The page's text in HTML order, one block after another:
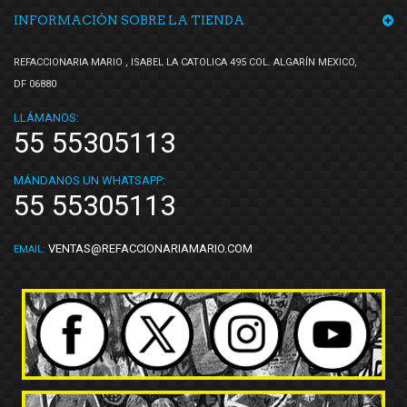
Tunix(1)
V-WIN(1)
YCC(1)
Yokomitsu(23)
YYM(3)
INFORMACIÓN SOBRE LA TIENDA
REFACCIONARIA MARIO , ISABEL LA CATOLICA 495 COL. ALGARÍN MEXICO,
DF 06880
LLÁMANOS:
55 55305113
MÁNDANOS UN WHATSAPP:
55 55305113
EMAIL: VENTAS@REFACCIONARIAMARIO.COM